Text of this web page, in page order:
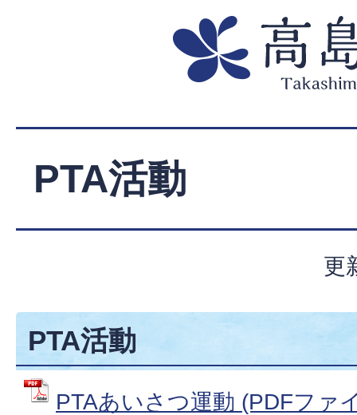
PTA活動
更
PTA活動
PTAあいさつ運動 (PDFファ